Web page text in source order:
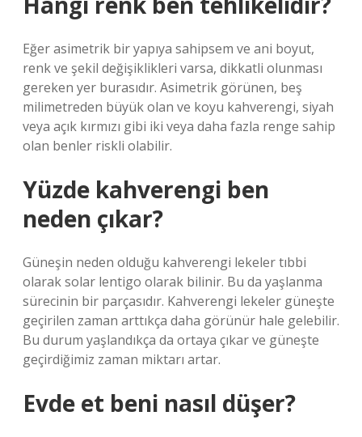
Eğer asimetrik bir yapıya sahipsem ve ani boyut,
renk ve şekil değişiklikleri varsa, dikkatli olunması
gereken yer burasıdır. Asimetrik görünen, beş
milimetreden büyük olan ve koyu kahverengi, siyah
veya açık kırmızı gibi iki veya daha fazla renge sahip
olan benler riskli olabilir.
Yüzde kahverengi ben
neden çıkar?
Güneşin neden olduğu kahverengi lekeler tıbbi
olarak solar lentigo olarak bilinir. Bu da yaşlanma
sürecinin bir parçasıdır. Kahverengi lekeler güneşte
geçirilen zaman arttıkça daha görünür hale gelebilir.
Bu durum yaşlandıkça da ortaya çıkar ve güneşte
geçirdiğimiz zaman miktarı artar.
Evde et beni nasıl düşer?